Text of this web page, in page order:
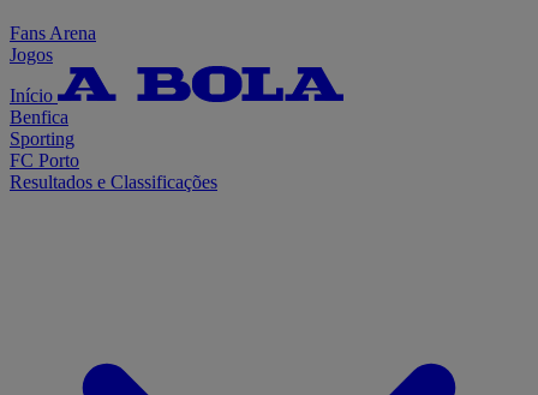
Fans Arena
Jogos
Início
Benfica
Sporting
FC Porto
Resultados e Classificações